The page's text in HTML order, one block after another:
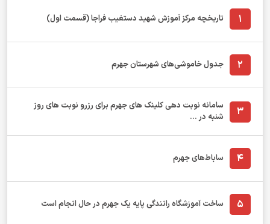
1 تاریخچه مرکز آموزش شهید دستغیب فراجا (قسمت اول)
2 جدول خاموشی‌های شهرستان جهرم
3
سامانه نوبت دهی کلینک های جهرم برای رزرو نوبت های روز
شنبه در ...
4 ساباط‌های جهرم
5 ساخت آموزشگاه رانندگی پایه یک جهرم در حال انجام است